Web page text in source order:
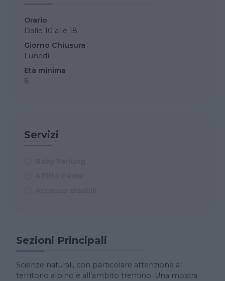
Orario
Dalle 10 alle 18
Giorno Chiusura
Lunedì
Età minima
6
Servizi
Sezioni Principali
Scienze naturali, con particolare attenzione al
territorio alpino e all’ambito trentino. Una mostra